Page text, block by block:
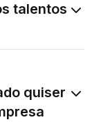
talentos
quiser